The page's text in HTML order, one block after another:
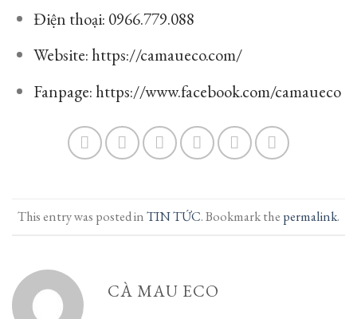
Điện thoại: 0966.779.088
Website:https://camaueco.com/
Fanpage:https://www.facebook.com/camaueco
This entry was posted inTIN TỨC. Bookmark the permalink.
CÀ MAU ECO